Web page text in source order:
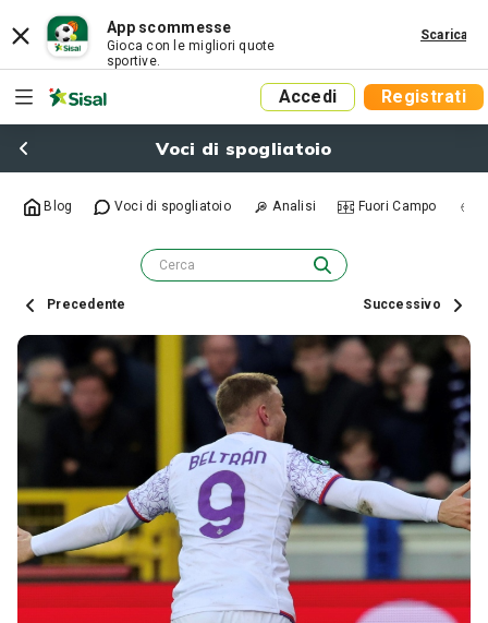
App scommesse
Gioca con le migliori quote
sportive.
Scarica
Accedi Registrati
Voci di spogliatoio
Blog Voci di spogliatoio Analisi Fuori Campo
Precedente Successivo